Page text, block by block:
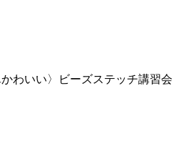
わいい〉ビーズステッチ講習会